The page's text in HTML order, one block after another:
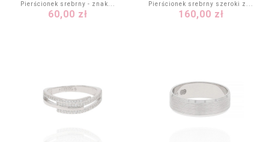
Pierścionek srebrny - znak...
Cena
60,00 zł
Pierścionek srebrny szeroki z...
Cena
160,00 zł